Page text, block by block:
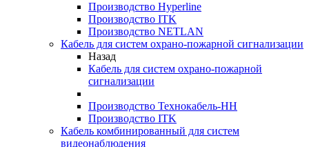
Производство Hyperline
Производство ITK
Производство NETLAN
Кабель для систем охрано-пожарной сигнализации
Назад
Кабель для систем охрано-пожарной
сигнализации
Производство Технокабель-НН
Производство ITK
Кабель комбинированный для систем
видеонаблюдения